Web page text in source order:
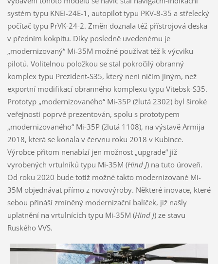
systém typu KNEI-24E-1, autopilot typu PKV-8-35 a střelecký
počítač typu PrVK-24-2. Změn doznala též přístrojová deska
v předním kokpitu. Díky posledně uvedenému je
„modernizovaný“ Mi-35M možné používat též k výcviku
pilotů. Volitelnou položkou se stal pokročilý obranný
komplex typu Prezident-S35, který není ničím jiným, než
exportní modifikací obranného komplexu typu Vitebsk-S35.
Prototyp „modernizovaného“ Mi-35P (žlutá 2302) byl široké
veřejnosti poprvé prezentován, spolu s prototypem
„modernizovaného“ Mi-35P (žlutá 1108), na výstavě Armija
2018, která se konala v červnu roku 2018 v Kubince.
Výrobce přitom nenabízí jen možnost „upgrade“ již
vyrobených vrtulníků typu Mi-35M (Hind J) na tuto úroveň.
Od roku 2020 bude totiž možné takto modernizované Mi-
35M objednávat přímo z novovýroby. Některé inovace, které
sebou přináší zmíněný modernizační balíček, již našly
uplatnění na vrtulnících typu Mi-35M (Hind J) ze stavu
Ruského VVS.